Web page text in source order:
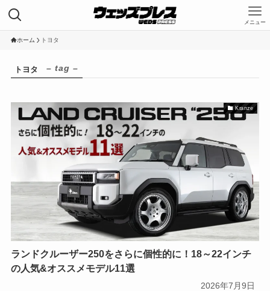
コーポレートサイト
Category
Kranze LEONIS MAVERICK WEDS ADVENTURE
ホイールの知識 モータースポーツ
Tags
DLラブカWinmaXスイフト
JAF 全日本ダートトライアル選手権
LEONIS NAVIA
メニュー
ホーム トヨタ
トヨタ – tag –
Kranze
ランドクルーザー250をさらに個性的に！18～22インチ
の人気&オススメモデル11選
2026年7月9日